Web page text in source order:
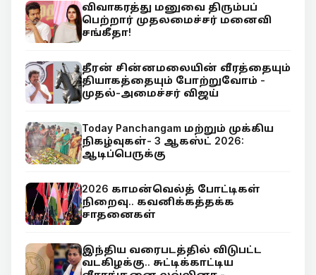
விவாகரத்து மனுவை திரும்பப்
பெற்றார் முதலமைச்சர் மனைவி
சங்கீதா!
தீரன் சின்னமலையின் வீரத்தையும்
தியாகத்தையும் போற்றுவோம் -
முதல்-அமைச்சர் விஜய்
Today Panchangam மற்றும் முக்கிய
நிகழ்வுகள்- 3 ஆகஸ்ட் 2026:
ஆடிப்பெருக்கு
2026 காமன்வெல்த் போட்டிகள்
நிறைவு.. கவனிக்கத்தக்க
சாதனைகள்
இந்திய வரைபடத்தில் விடுபட்ட
வடகிழக்கு.. சுட்டிக்காட்டிய